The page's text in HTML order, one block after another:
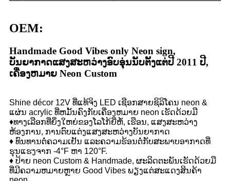
OEM:
Handmade Good Vibes only Neon sign,
ບັນຍາກາດແສງສະຫວ່າງອົບອຸ່ນນັບຕັ້ງແຕ່ປີ 2011 ປີ,
ເຄື່ອງຫມາຍ Neon Custom
Shine décor 12V ທີ່ແທ້ຈິງ LED ເຊືອກສາຍຊິລິໂຄນ neon &
ແຜ່ນ acrylic ທີ່ຫມັ້ນຄົງກັບເຄື່ອງຫມາຍ neon ເຮັດດ້ວຍມື
♦ທາງເລືອກທີ່ຍິ່ງໃຫຍ່ຂອງໂລໂກ້ຍີ່ຫໍ້, ເຮືອນ, ແສງສະຫວ່າງ
ຫ້ອງການ, ການຕົບແຕ່ງແສງສະຫວ່າງບັນຍາກາດ
♦ ທົນທານຕໍ່ຄວາມເຢັນ ແລະຄວາມຮ້ອນຕໍ່ກັບສະພາບອາກາດທີ່
ຮຸນແຮງຈາກ -4°F ຫາ 120°F.
♦ ປ້າຍ neon Custom & Handmade, ຜະລິດຕະພັນເຮັດດ້ວຍມື
ທີ່ມີຄວາມຫມາຍຫຼາຍ Good Vibes ພຽງແຕ່ສະແດງສິນຄ້າ